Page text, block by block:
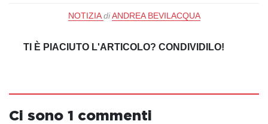
NOTIZIA di ANDREA BEVILACQUA
TI È PIACIUTO L'ARTICOLO? CONDIVIDILO!
Ci sono 1 commenti